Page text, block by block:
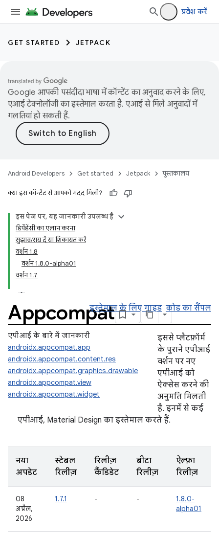
प्रवेश करें
GET STARTED JETPACK
Google आपकी पसंदीदा भाषा में कॉन्टेंट का अनुवाद करने के लिए,
एआई टेक्नोलॉजी का इस्तेमाल करता है. एआई से मिले अनुवादों में
गलतियां हो सकती हैं.
Android Developers Get started Jetpack पुस्तकालय
क्या इस कॉन्टेंट से आपको मदद मिली?
इस पेज पर, यह जानकारी उपलब्ध है
डिपेंडेंसी का एलान करना
सुझाव/राय दें या शिकायत करें
वर्शन 1.8
वर्शन 1.8.0-alpha01
वर्शन 1.7
Appcompatइस्तेमाल के लिए गाइड कोड का सैंपल
एपीआई के बारे में जानकारी
androidx.appcompat.app
androidx.appcompat.content.res
androidx.appcompat.graphics.drawable
androidx.appcompat.view
androidx.appcompat.widget
इससे प्लैटफ़ॉर्म
के पुराने एपीआई
वर्शन पर नए
एपीआई को
ऐक्सेस करने की
अनुमति मिलती
है. इनमें से कई
एपीआई, Material Design का इस्तेमाल करते हैं.
नया
अपडेट
स्टेबल
रिलीज़
रिलीज़
कैंडिडेट
बीटा
रिलीज़
ऐल्फ़ा
रिलीज़
08
अप्रैल,
2026
1.7.1 - -
1.8.0-
alpha01